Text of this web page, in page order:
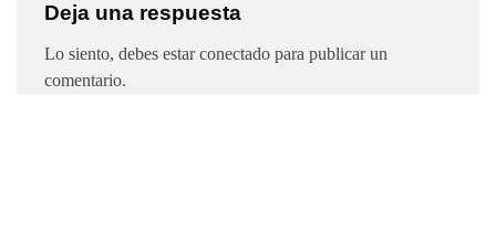
Deja una respuesta
Lo siento, debes estarconectado para publicar un
comentario.